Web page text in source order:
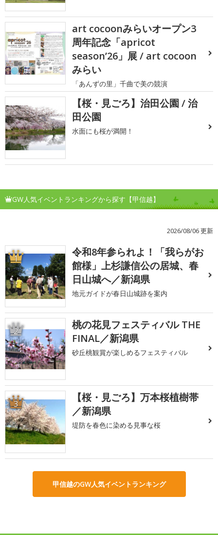
art cocoonみらいオープン3
周年記念「apricot
season’26」展 / art cocoon
みらい
「あんずの里」千曲で美の競演
【桜・見ごろ】治田公園 / 治
田公園
水面にも桜が満開！
GW人気イベントランキングから探す【甲信越】
2026/08/06 更新
1
令和8年参られよ！「我らがお
館様」上杉謙信公の居城、春
日山城へ／新潟県
地元ガイドが春日山城跡を案内
2
桃の花見フェスティバル THE
FINAL／新潟県
砂丘桃観賞が楽しめるフェスティバル
3
【桜・見ごろ】万本桜植樹帯
／新潟県
堤防を春色に染める見事な桜
甲信越のGW人気イベントランキング